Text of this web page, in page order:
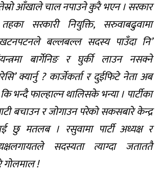
तेस्रो आँखाले चाल नपाउने कुरै भएन । सरकार
सरकारी नियुक्ति, सरुवाबढुवामा
बल्लबल्ल सदस्य पाउँदा नि’
बार्गेनिङ र घुर्की लाउन नसक्ने
क्यार्नु ? कार्जेकर्ता र दुईफिटे नेता अब
भन्दै फाल्हाल्न थालिसके भन्या । पार्टीका
बचाउन र जोगाउन परेको सकसबारे केन्द्र
छु मतलब । रसुवामा पार्टी अध्यक्ष र
सदस्यता त्याग्दा जताततै
गोलमाल !